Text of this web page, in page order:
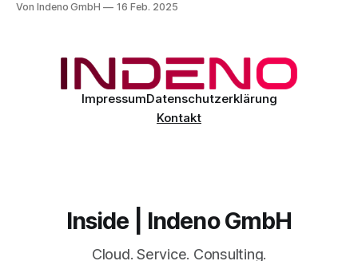
Zusammenarbeit. Doch trotz der vielfältigen Funktionen
Grundverordnung (DSGVO) und der Berufsgeheimnispflicht
gemäß § 203 StGB sicher und
Von Indeno GmbH 16 Feb. 2025
ImpressumDatenschutzerklärung
Kontakt
Inside | Indeno GmbH
Cloud. Service. Consulting.